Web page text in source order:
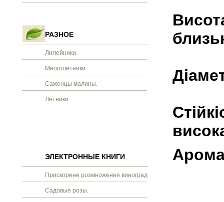
РАЗНОЕ
Лилейники.
Многолетники
Саженцы малины.
Летники
ЭЛЕКТРОННЫЕ КНИГИ
Прискорене розмноження винограду.
Садовые розы.